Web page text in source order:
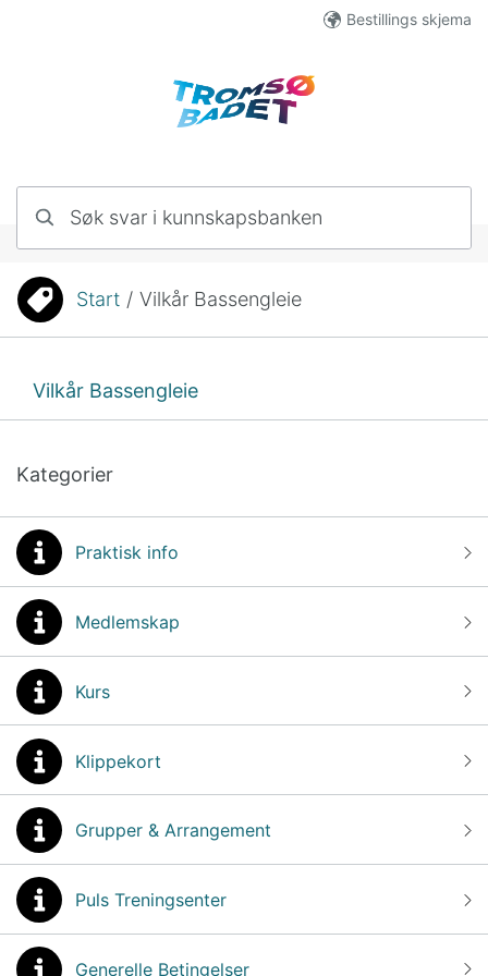
Bestillings skjema
Du er her:Start / Vilkår Bassengleie
Vilkår Bassengleie
Kategorier
Praktisk info
Medlemskap
Kurs
Klippekort
Grupper & Arrangement
Puls Treningsenter
Generelle Betingelser